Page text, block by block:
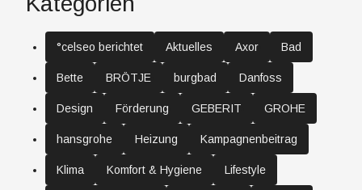
°celseo berichtet Aktuelles Axor Bad
Bette BRÖTJE burgbad Danfoss
Design Förderung GEBERIT GROHE
hansgrohe Heizung Kampagnenbeitrag
Klima Komfort & Hygiene Lifestyle